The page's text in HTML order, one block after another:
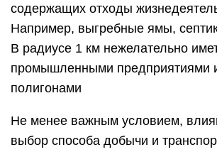
содержащих отходы
Например, выгребные ямы,
В радиусе 1 км нежелательно
промышленными предприятиями
полигонами
Не менее важным условием,
выбор способа добычи и